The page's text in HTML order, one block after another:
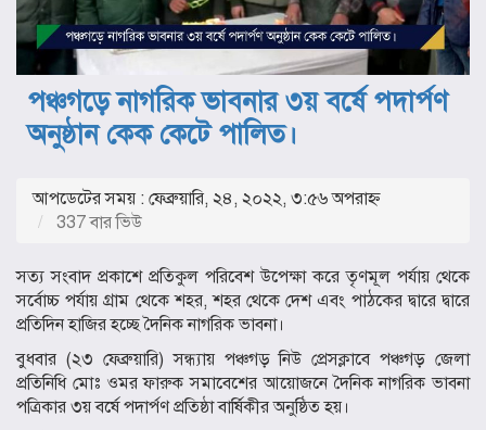
পঞ্চগড়ে নাগরিক ভাবনার ৩য় বর্ষে পদার্পণ
অনুষ্ঠান কেক কেটে পালিত।
আপডেটের সময় : ফেব্রুয়ারি, ২৪, ২০২২, ৩:৫৬ অপরাহ্ণ
337 বার ভিউ
সত্য সংবাদ প্রকাশে প্রতিকুল পরিবেশ উপেক্ষা করে তৃণমূল পর্যায় থেকে
সর্বোচ্চ পর্যায় গ্রাম থেকে শহর, শহর থেকে দেশ এবং পাঠকের দ্বারে দ্বারে
প্রতিদিন হাজির হচ্ছে দৈনিক নাগরিক ভাবনা।
বুধবার (২৩ ফেব্রুয়ারি) সন্ধ্যায় পঞ্চগড় নিউ প্রেসক্লাবে পঞ্চগড় জেলা
প্রতিনিধি মোঃ ওমর ফারুক সমাবেশের আয়োজনে দৈনিক নাগরিক ভাবনা
পত্রিকার ৩য় বর্ষে পদার্পণ প্রতিষ্ঠা বার্ষিকীর অনুষ্ঠিত হয়।